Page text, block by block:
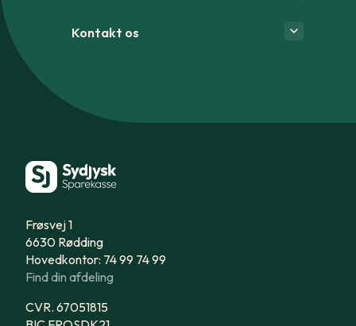
Kontakt os
Frøsvej 1
6630 Rødding
Hovedkontor: 74 99 74 99
Find din afdeling
CVR. 67051815